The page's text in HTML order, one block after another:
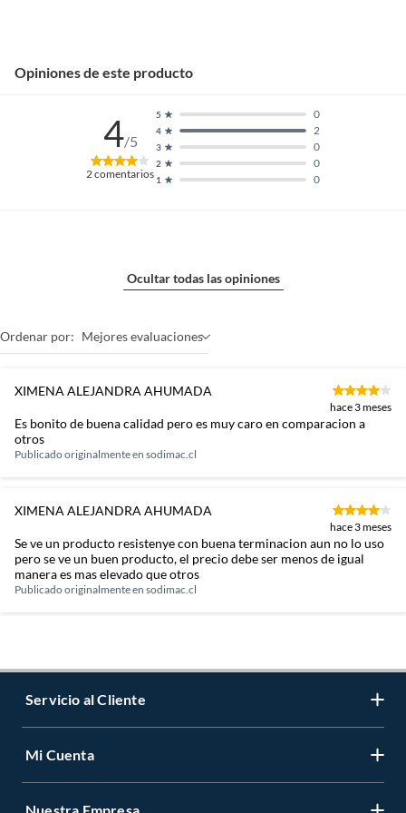
Opiniones de este producto
4/5
2comentarios 1 0
2 0
3 0
4 2
5 0
Ocultar todas las opiniones
Ordenar por: Mejores evaluaciones
XIMENA ALEJANDRA AHUMADA
hace 3 meses
Es bonito de buena calidad pero es muy caro en comparacion a
otros
Publicado originalmente en sodimac.cl
XIMENA ALEJANDRA AHUMADA
hace 3 meses
Se ve un producto resistenye con buena terminacion aun no lo uso
pero se ve un buen producto, el precio debe ser menos de igual
manera es mas elevado que otros
Publicado originalmente en sodimac.cl
Servicio al Cliente
Contáctanos
Mi Cuenta
Registrate